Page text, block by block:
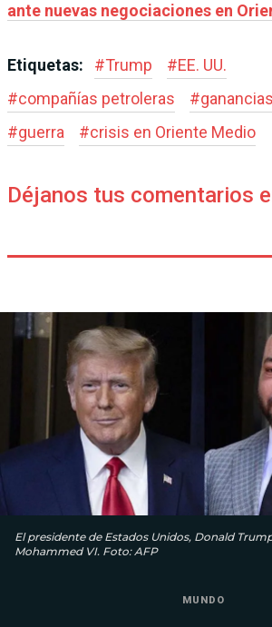
ante nuevas negociaciones en
Etiquetas: #Trump #EE. UU.
#compañías petroleras #ganancias
#guerra #crisis en Oriente Medio
Déjanos tus comentarios
El presidente de Estados Unidos, Donald
Mohammed VI. Foto: AFP
MUNDO